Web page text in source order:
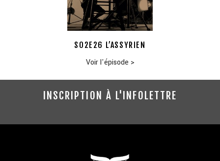
S02E26 L’ASSYRIEN
Voir l'épisode >
INSCRIPTION À L'INFOLETTRE